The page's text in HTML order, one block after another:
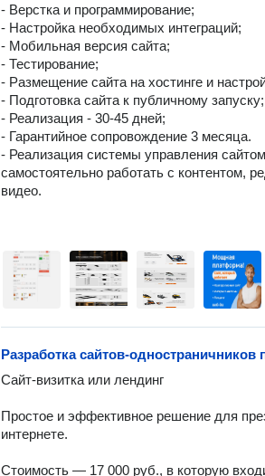
- Верстка и программирование;
- Настройка необходимых интеграций;
- Мобильная версия сайта;
- Тестирование;
- Размещение сайта на хостинге и
- Подготовка сайта к публичному запуску;
- Реализация - 30-45 дней;
- Гарантийное сопровождение 3 месяца.
- Реализация системы управления
самостоятельно работать с контентом,
видео.
Разработка сайтов-одностраничников
Сайт-визитка или лендинг
Простое и эффективное решение для
интернете.
Стоимость — 17 000 руб., в которую